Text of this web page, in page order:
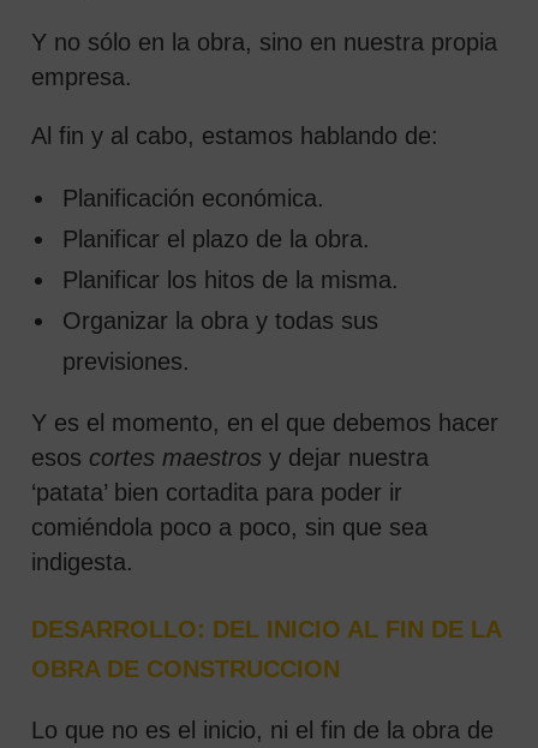
Y no sólo en la obra, sino en nuestra propia
empresa.
Al fin y al cabo, estamos hablando de:
Planificación económica.
Planificar el plazo de la obra.
Planificar los hitos de la misma.
Organizar la obra y todas sus
previsiones.
Y es el momento, en el que debemos hacer
esos cortes maestros y dejar nuestra
‘patata’ bien cortadita para poder ir
comiéndola poco a poco, sin que sea
indigesta.
DESARROLLO: DEL INICIO AL FIN DE LA
OBRA DE CONSTRUCCION
Lo que no es el inicio, ni el fin de la obra de